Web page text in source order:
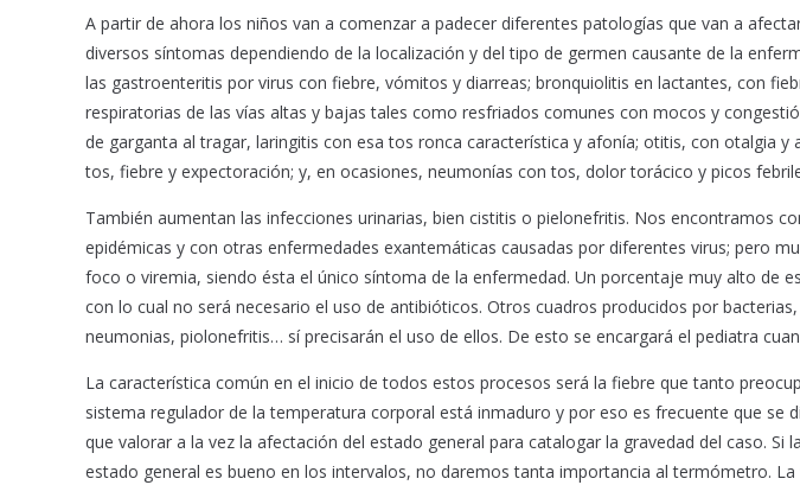
A partir de ahora los niños van a comenzar a padecer diferentes patologías que van a
diversos síntomas dependiendo de la localización y del tipo de germen causante de la
las gastroenteritis por virus con fiebre, vómitos y diarreas; bronquiolitis en lactantes, con
respiratorias de las vías altas y bajas tales como resfriados comunes con mocos y
de garganta al tragar, laringitis con esa tos ronca característica y afonía; otitis, con otalgia y
tos, fiebre y expectoración; y, en ocasiones, neumonías con tos, dolor torácico y picos
También aumentan las infecciones urinarias, bien cistitis o pielonefritis. Nos encontramos
epidémicas y con otras enfermedades exantemáticas causadas por diferentes virus; pero
foco o viremia, siendo ésta el único síntoma de la enfermedad. Un porcentaje muy alto de
con lo cual no será necesario el uso de antibióticos. Otros cuadros producidos por
neumonias, piolonefritis… sí precisarán el uso de ellos. De esto se encargará el pediatra
La característica común en el inicio de todos estos procesos será la fiebre que tanto
sistema regulador de la temperatura corporal está inmaduro y por eso es frecuente que se
que valorar a la vez la afectación del estado general para catalogar la gravedad del caso. Si
estado general es bueno en los intervalos, no daremos tanta importancia al termómetro.